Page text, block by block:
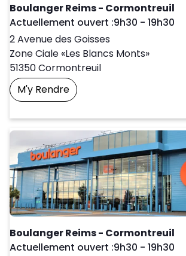
Boulanger Reims - Cormontreuil
Actuellement ouvert :Day of the Week
9h30 - 19h30
2 Avenue des Goisses
Zone Ciale «Les Blancs Monts»
51350Cormontreuil
M'y RendrePrendre Un Rendez-Vous
Boulanger Reims - Cormontreuil
Actuellement ouvert :Day of the Week
9h30 - 19h30